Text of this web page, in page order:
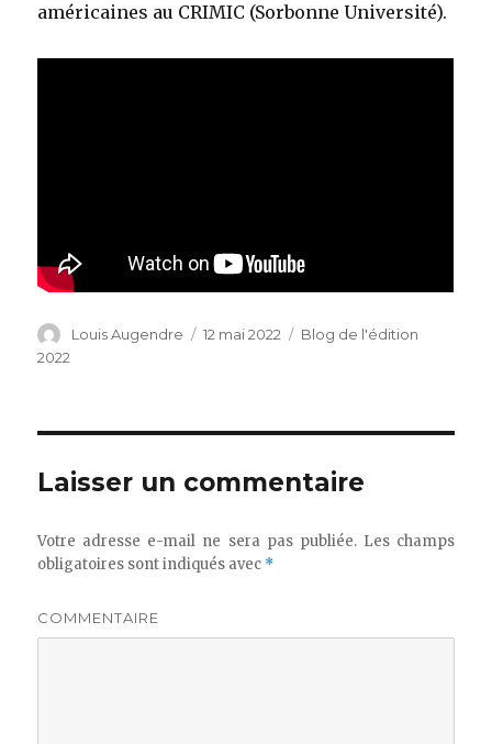
américaines au CRIMIC (Sorbonne Université).
Auteur
Louis Augendre
Publié
12 mai 2022 Catégories
Blog de l'édition
2022
Laisser un commentaire
Votre adresse e-mail ne sera pas publiée.Les champs
obligatoires sont indiqués avec *
COMMENTAIRE